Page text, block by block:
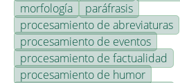
morfología
paráfrasis
procesamiento de abreviaturas
procesamiento de eventos
procesamiento de factualidad
procesamiento de humor